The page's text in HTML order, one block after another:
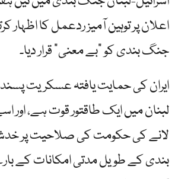
اعلان پر توہین آمیز ردعمل کا اظہار
جنگ بندی کو "بے معنی” قرار دیا۔
ایران کی حمایت یافتہ عسکریت
لبنان میں ایک طاقتور قوت ہے، اور
لانے کی حکومت کی صلاحیت پر
بندی کے طویل مدتی امکانات کے